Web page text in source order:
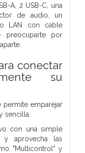
A, 2 USB-C, una
de audio, un
LAN con cable
preocuparte por
conectar
su
permite emparejar
sencilla.
con una simple
y aprovecha las
"Multicontrol" y